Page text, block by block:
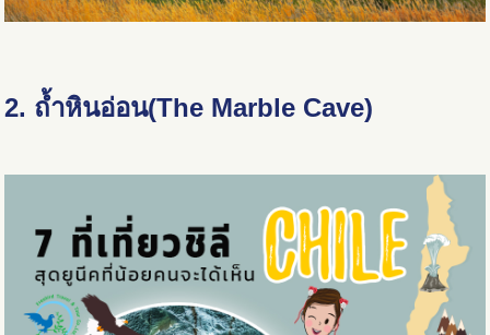
2. ถ้ำหินอ่อน(The Marble Cave)